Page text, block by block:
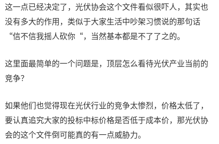
这一点已经决定了，光伏协会这个文件看似很吓人，其实也
没有多大的作用，类似于大家生活中吵架习惯说的那句话
“信不信我摇人砍你“，当然基本都是不了了之的。
这里面最简单的一个问题是，顶层怎么看待光伏产业当前的
竞争？
如果他们也觉得现在光伏行业的竞争太惨烈，价格太低了，
要认真追究大家的投标中标价格是否低于成本价，那光伏协
会的这个文件倒可能真的有一点威胁力。